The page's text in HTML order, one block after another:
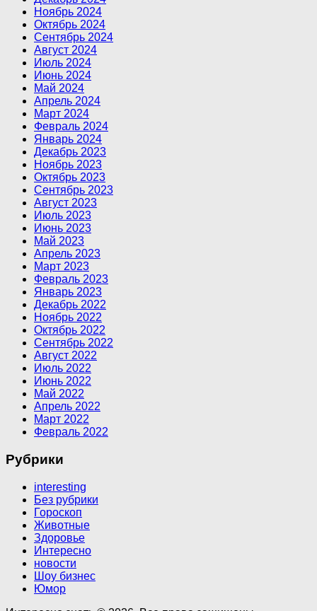
Ноябрь 2024
Октябрь 2024
Сентябрь 2024
Август 2024
Июль 2024
Июнь 2024
Май 2024
Апрель 2024
Март 2024
Февраль 2024
Январь 2024
Декабрь 2023
Ноябрь 2023
Октябрь 2023
Сентябрь 2023
Август 2023
Июль 2023
Июнь 2023
Май 2023
Апрель 2023
Март 2023
Февраль 2023
Январь 2023
Декабрь 2022
Ноябрь 2022
Октябрь 2022
Сентябрь 2022
Август 2022
Июль 2022
Июнь 2022
Май 2022
Апрель 2022
Март 2022
Февраль 2022
Рубрики
interesting
Без рубрики
Гороскоп
Животные
Здоровье
Интересно
новости
Шоу бизнес
Юмор